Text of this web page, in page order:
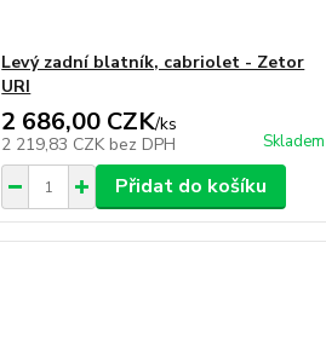
Levý zadní blatník, cabriolet - Zetor
URI
2 686,00 CZK/ks
2 219,83 CZK bez DPH Skladem
Přidat do košíku